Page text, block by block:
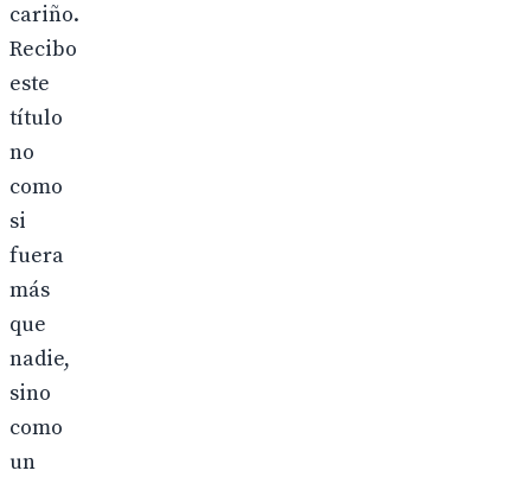
cariño.
Recibo
este
título
no
como
si
fuera
más
que
nadie,
sino
como
un